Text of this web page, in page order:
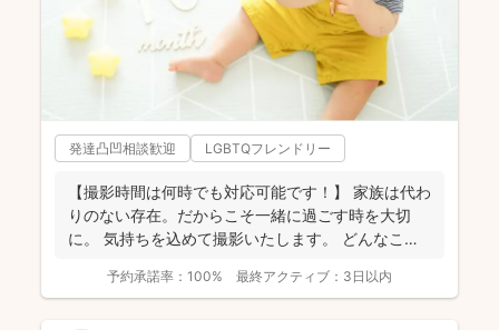
発達凸凹相談歓迎 LGBTQフレンドリー
【撮影時間は何時でも対応可能です！】 家族は代わ
りのない存在。だからこそ一緒に過ごす時を大切
に。 気持ちを込めて撮影いたします。 どんなこと
予約承諾率： 100% 最終アクティブ： 3日以内